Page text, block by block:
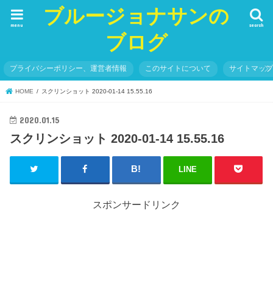
ブルージョナサンの
ブログ
search
menu
プライバシーポリシー、運営者情報 このサイトについて サイトマップ
HOME スクリンショット 2020-01-14 15.55.16
2020.01.15
スクリンショット 2020-01-14 15.55.16
LINE
スポンサードリンク